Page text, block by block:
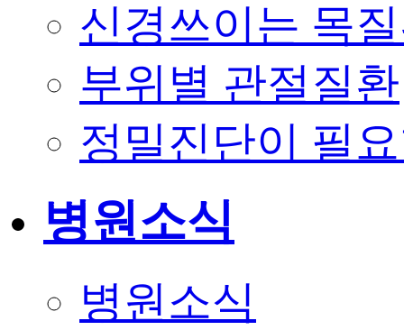
신경쓰이는 목
부위별 관절질환
정밀진단이 필
병원소식
병원소식